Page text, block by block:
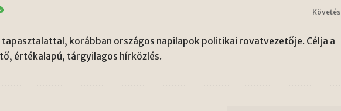
Követés
tapasztalattal, korábban országos napilapok politikai rovatvezetője. Célja a
értékalapú, tárgyilagos hírközlés.